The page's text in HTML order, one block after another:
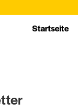
Startseite